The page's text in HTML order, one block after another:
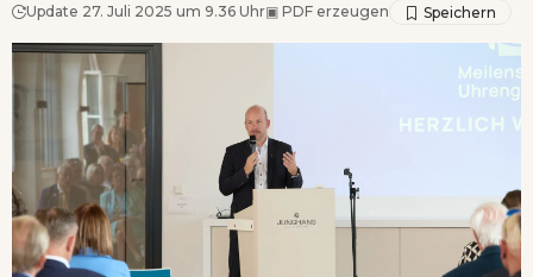
Update 27. Juli 2025 um 9.36 Uhr▣ PDF erzeugen